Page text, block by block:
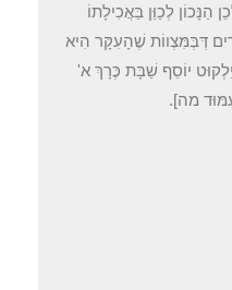
הַנָּכוֹן לְכַוֵּן בַּאֲכִילָתוֹ
דְּבְּמִּצְווֹת שֶׁהָעִקָּר הִיא
יוֹסֵף שַׁבָּת כֶּרָךְ א'
מה].